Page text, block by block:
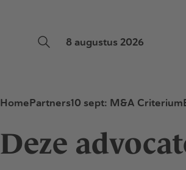
8 augustus 2026
HomePartners10 sept: M&A Criterium
Deze